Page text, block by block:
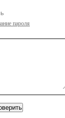
пароля